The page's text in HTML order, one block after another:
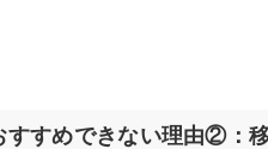
すすめできない理由②：